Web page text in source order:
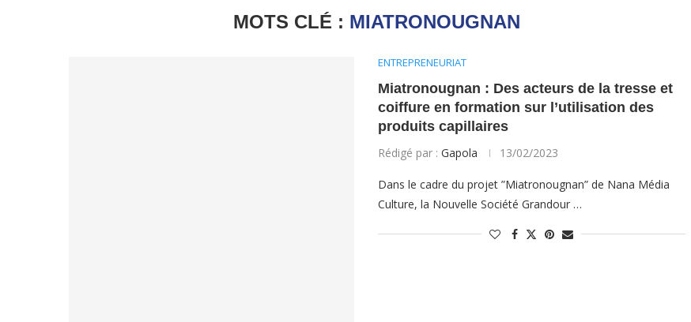
MOTS CLÉ : MIATRONOUGNAN
ENTREPRENEURIAT
Miatronougnan : Des acteurs de la tresse et
coiffure en formation sur l’utilisation des
produits capillaires
Rédigé par : Gapola 13/02/2023
Dans le cadre du projet ”Miatronougnan” de Nana Média
Culture, la Nouvelle Société Grandour …